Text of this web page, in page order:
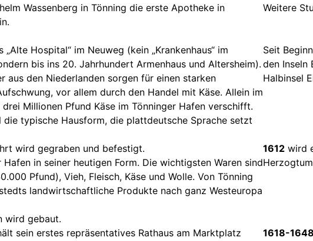
Wassenberg in Tönning die erste Apotheke in
„Alte Hospital“ im Neuweg (kein „Krankenhaus“ im
bis ins 20. Jahrhundert Armenhaus und Altersheim).
aus den Niederlanden sorgen für einen starken
vor allem durch den Handel mit Käse. Allein im
drei Millionen Pfund Käse im Tönninger Hafen verschifft.
die typische Hausform, die plattdeutsche Sprache setzt
wird gegraben und befestigt.
in seiner heutigen Form. Die wichtigsten Waren sind
Pfund), Vieh, Fleisch, Käse und Wolle. Von Tönning
landwirtschaftliche Produkte nach ganz Westeuropa
wird gebaut.
sein erstes repräsentatives Rathaus am Marktplatz
Weitere
Seit
den Inseln
Halbinsel
1612 wird
1618-